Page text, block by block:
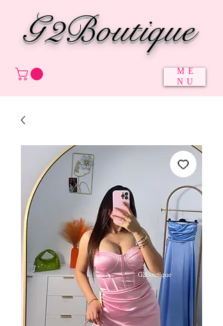
G2Boutique
ME
NU